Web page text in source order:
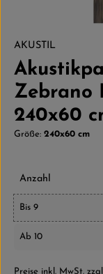
AKUSTIL
Zebrano
240x60
Größe: 240x60 cm
Anzahl
Bis 9
Ab 10
Preise inkl. MwSt.